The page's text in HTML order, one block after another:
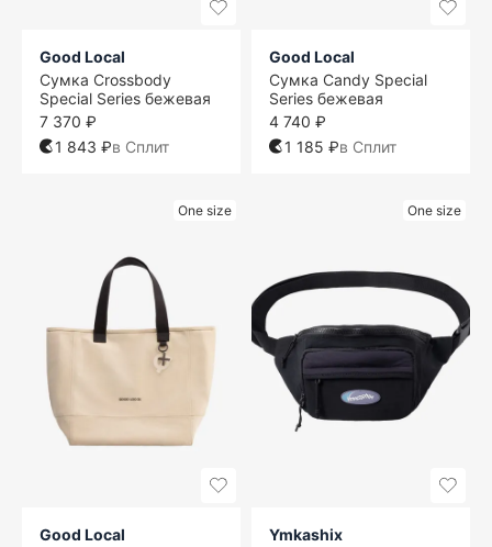
Good Local
Сумка Crossbody
Special Series бежевая
7 370 ₽
1 843 ₽в Сплит
Good Local
Сумка Candy Special
Series бежевая
4 740 ₽
1 185 ₽в Сплит
One size
Good Local
One size
Ymkashix